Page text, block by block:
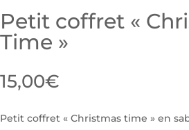
Petit coffret «
Time »
15,00€
Petit coffret « Christmas time » en